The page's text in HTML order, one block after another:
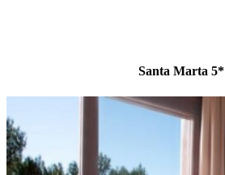
Santa Marta 5*